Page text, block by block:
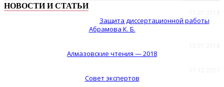
НОВОСТИ И СТАТЬИ
Защита диссертационной работы
Абрамова К. Б.
Алмазовские чтения — 2018
Совет экспертов